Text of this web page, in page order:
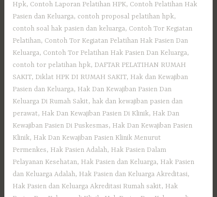
Hpk, Contoh Laporan Pelatihan HPK, Contoh Pelatihan Hak
Pasien dan Keluarga, contoh proposal pelatihan hpk,
contoh soal hak pasien dan keluarga, Contoh Tor Kegiatan
Pelatihan, Contoh Tor Kegiatan Pelatihan Hak Pasien Dan
Keluarga, Contoh Tor Pelatihan Hak Pasien Dan Keluarga,
contoh tor pelatihan hpk,DAFTAR PELATIHAN RUMAH
SAKIT,Diklat HPK DI RUMAH SAKIT, Hak dan Kewajiban
Pasien dan Keluarga, Hak Dan Kewajiban Pasien Dan
Keluarga Di Rumah Sakit, hak dan kewajiban pasien dan
perawat, Hak Dan Kewajiban Pasien Di Klinik, Hak Dan
Kewajiban Pasien Di Puskesmas, Hak Dan Kewajiban Pasien
Klinik, Hak Dan Kewajiban Pasien Klinik Menurut
Permenkes, Hak Pasien Adalah, Hak Pasien Dalam
Pelayanan Kesehatan, Hak Pasien dan Keluarga, Hak Pasien
dan Keluarga Adalah, Hak Pasien dan Keluarga Akreditasi,
Hak Pasien dan Keluarga Akreditasi Rumah sakit, Hak